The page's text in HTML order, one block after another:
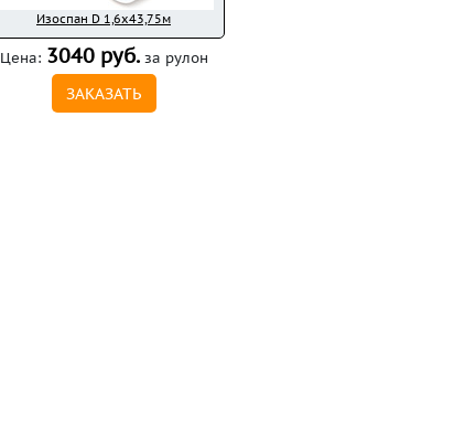
Изоспан D 1,6x43,75м
Цена: 3040 руб.за рулон
ЗАКАЗАТЬ